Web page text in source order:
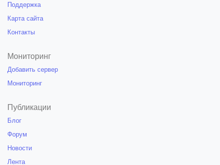
Поддержка
Карта сайта
Контакты
Мониторинг
Добавить сервер
Мониторинг
Публикации
Блог
Форум
Новости
Лента